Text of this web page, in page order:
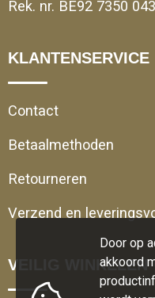
Rek. nr. BE92 7350
KLANTENSERVICE
Contact
Betaalmethoden
Retourneren
Verzend en
VEILIG WINKELEN
Door op
akkoord